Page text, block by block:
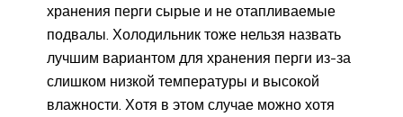
хранения перги сырые и не отапливаемые
подвалы. Холодильник тоже нельзя назвать
лучшим вариантом для хранения перги из-за
слишком низкой температуры и высокой
влажности. Хотя в этом случае можно хотя